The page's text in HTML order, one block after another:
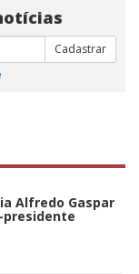
Cadastrar
Alfredo Gaspar
presidente